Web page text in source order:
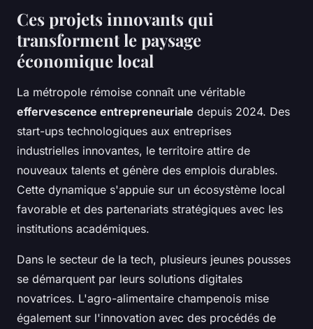
Ces projets innovants qui
transforment le paysage
économique local
La métropole rémoise connaît une véritable
effervescence entrepreneuriale depuis 2024. Des
start-ups technologiques aux entreprises
industrielles innovantes, le territoire attire de
nouveaux talents et génère des emplois durables.
Cette dynamique s'appuie sur un écosystème local
favorable et des partenariats stratégiques avec les
institutions académiques.
Dans le secteur de la tech, plusieurs jeunes pousses
se démarquent par leurs solutions digitales
novatrices. L'agro-alimentaire champenois mise
également sur l'innovation avec des procédés de